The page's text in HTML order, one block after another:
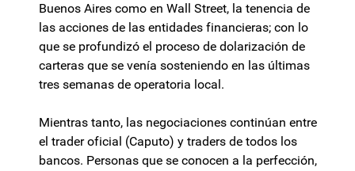
Buenos Aires como en Wall Street, la tenencia de
las acciones de las entidades financieras; con lo
que se profundizó el proceso de dolarización de
carteras que se venía sosteniendo en las últimas
tres semanas de operatoria local.
Mientras tanto, las negociaciones continúan entre
el trader oficial (Caputo) y traders de todos los
bancos. Personas que se conocen a la perfección,